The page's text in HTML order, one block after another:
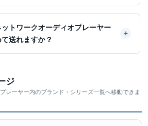
トワークオーディオプレーヤー
送れますか？
ジ
レーヤー内のブランド・シリーズ一覧へ移動できま